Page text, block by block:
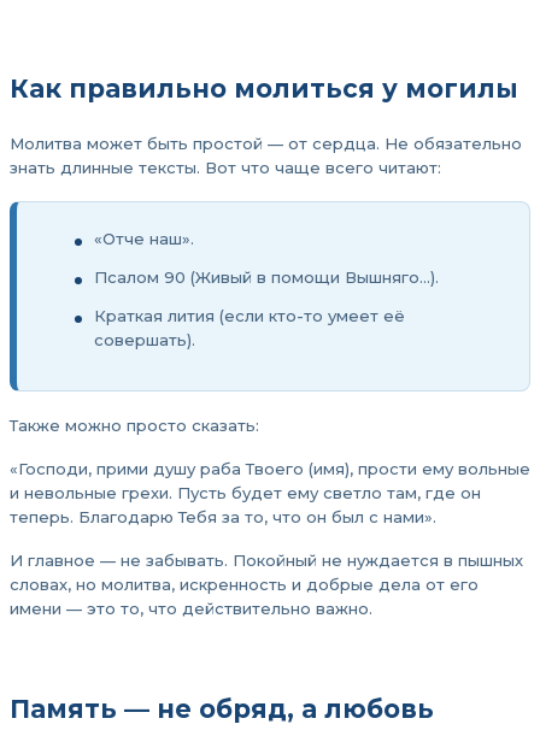
Как правильно молиться у могилы
Молитва может быть простой — от сердца. Не обязательно
знать длинные тексты. Вот что чаще всего читают:
«Отче наш».
Псалом 90 (Живый в помощи Вышняго...).
Краткая лития (если кто-то умеет её
совершать).
Также можно просто сказать:
«Господи, прими душу раба Твоего (имя), прости ему вольные
и невольные грехи. Пусть будет ему светло там, где он
теперь. Благодарю Тебя за то, что он был с нами».
И главное — не забывать. Покойный не нуждается в пышных
словах, но молитва, искренность и добрые дела от его
имени — это то, что действительно важно.
Память — не обряд, а любовь